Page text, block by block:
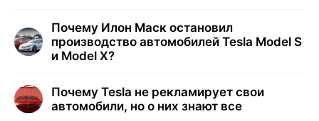
Почему Илон Маск остановил
производство автомобилей Tesla Model S
и Model X?
Почему Tesla не рекламирует свои
автомобили, но о них знают все